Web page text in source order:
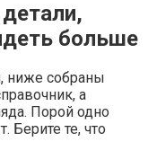
больше
ниже собраны
а
Порой одно
Берите те, что